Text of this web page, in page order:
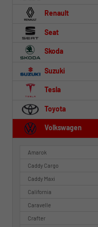
Renault
Seat
Skoda
Suzuki
Tesla
Toyota
Volkswagen
Amarok
Caddy Cargo
Caddy Maxi
California
Caravelle
Crafter